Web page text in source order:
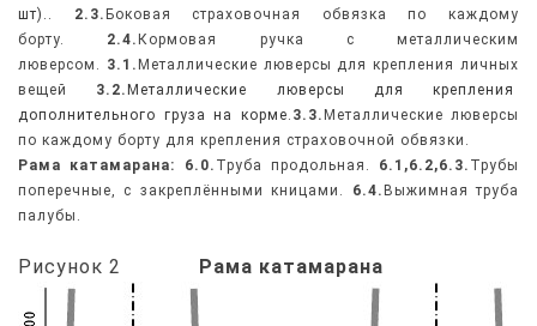
шт)..
2.3. Боковая страховочная обвязка по каждому
борту. 2.4. Кормовая ручка с металлическим
люверсом. 3.1. Металлические люверсы для крепления личных
вещей
3.2. Металлические люверсы для крепления
дополнительного груза на корме. 3.3. Металлические люверсы
по каждому борту для крепления страховочной обвязки.
Рама катамарана: 6.0. Труба продольная. 6.1,6.2,6.3. Трубы
поперечные, с закреплёнными кницами. 6.4. Выжимная труба
палубы.
Рисунок 2 Рама катамарана